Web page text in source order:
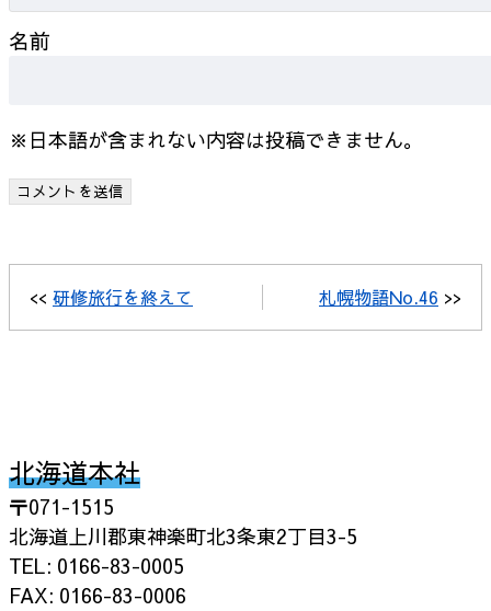
名前
※日本語が含まれない内容は投稿できません。
<< 研修旅行を終えて 札幌物語No.46 >>
北海道本社
〒071-1515
北海道上川郡東神楽町北3条東2丁目3-5
TEL: 0166-83-0005
FAX: 0166-83-0006